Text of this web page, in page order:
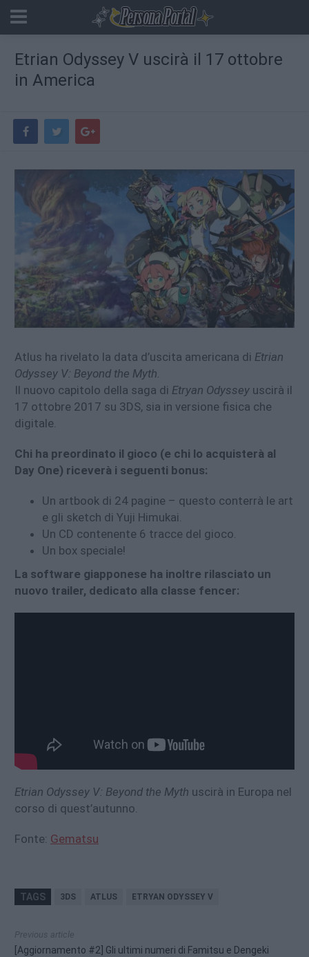
Etrian Odyssey V uscirà il 17 ottobre
in America
Atlus ha rivelato la data d’uscita americana di Etrian
Odyssey V: Beyond the Myth.
Il nuovo capitolo della saga di Etryan Odyssey uscirà il
17 ottobre 2017 su 3DS, sia in versione fisica che
digitale.
Chi ha preordinato il gioco (e chi lo acquisterà al
Day One) riceverà i seguenti bonus:
Un artbook di 24 pagine – questo conterrà le art
e gli sketch di Yuji Himukai.
Un CD contenente 6 tracce del gioco.
Un box speciale!
La software giapponese ha inoltre rilasciato un
nuovo trailer, dedicato alla classe fencer:
Etrian Odyssey V: Beyond the Myth uscirà in Europa nel
corso di quest’autunno.
Fonte: Gematsu
TAGS 3DS ATLUS ETRYAN ODYSSEY V
Previous article
[Aggiornamento #2] Gli ultimi numeri di Famitsu e Dengeki